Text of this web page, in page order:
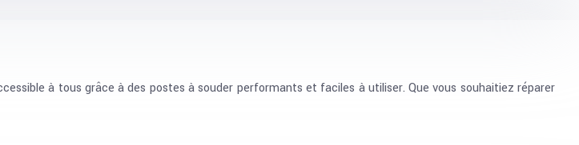
à tous grâce à des postes à souder performants et faciles à utiliser. Que vous souhaitiez réparer